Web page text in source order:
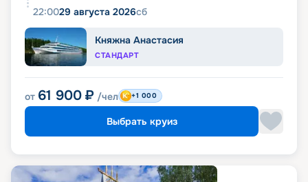
22:0029 августа 2026сб
Княжна Анастасия
СТАНДАРТ
от 61 900 ₽ /чел +1 000
Выбрать круиз